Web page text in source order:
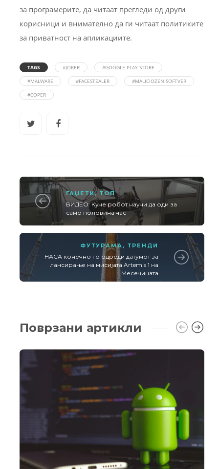
за програмерите, да читаат прегледи од други
корисници и внимателно да ги читаат политиките
за приватност на апликациите.
TAGS #JOKER
#GOOGLE PLAY STORE
#MALWARE
#FACESTEALER
#MALICIOZEN SOFTVER
#COPER
ГАЏЕТИ, ТОП
ВИДЕО: Куче робот научи да оди за
само половина час
ФУТУРАМА , ТРЕНДИ
НАСА конечно го одреди датумот за
лансирање на мисијата Artemis 1 на
Месечината
Поврзани артикли